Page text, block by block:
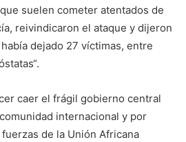
suelen cometer atentados de
reivindicaron el ataque y dijeron
dejado 27 víctimas, entre
caer el frágil gobierno central
internacional y por
de la Unión Africana